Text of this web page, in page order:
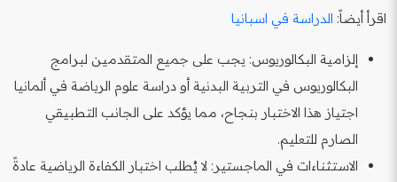
اقرأ أيضاً: الدراسة في اسبانيا
إلزامية البكالوريوس: يجب على جميع المتقدمين لبرامج
البكالوريوس في التربية البدنية أو دراسة علوم الرياضة في ألمانيا
اجتياز هذا الاختبار بنجاح، مما يؤكد على الجانب التطبيقي
الصارم للتعليم.
الاستثناءات في الماجستير: لا يُطلب اختبار الكفاءة الرياضية عادةً